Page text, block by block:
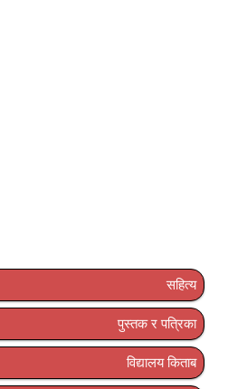
सहित्य
पुस्तक र पत्रिका
विद्यालय किताब